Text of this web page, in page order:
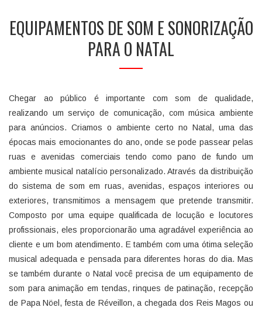
EQUIPAMENTOS DE SOM E SONORIZAÇÃO
PARA O NATAL
Chegar ao público é importante com som de qualidade,
realizando um serviço de comunicação, com música ambiente
para anúncios. Criamos o ambiente certo no Natal, uma das
épocas mais emocionantes do ano, onde se pode passear pelas
ruas e avenidas comerciais tendo como pano de fundo um
ambiente musical natalício personalizado. Através da distribuição
do sistema de som em ruas, avenidas, espaços interiores ou
exteriores, transmitimos a mensagem que pretende transmitir.
Composto por uma equipe qualificada de locução e locutores
profissionais, eles proporcionarão uma agradável experiência ao
cliente e um bom atendimento. E também com uma ótima seleção
musical adequada e pensada para diferentes horas do dia. Mas
se também durante o Natal você precisa de um equipamento de
som para animação em tendas, rinques de patinação, recepção
de Papa Nöel, festa de Réveillon, a chegada dos Reis Magos ou